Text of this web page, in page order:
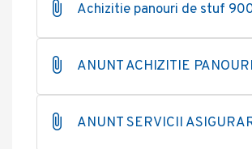
Achizitie panouri de stuf
ANUNT ACHIZITIE
ANUNT SERVICII